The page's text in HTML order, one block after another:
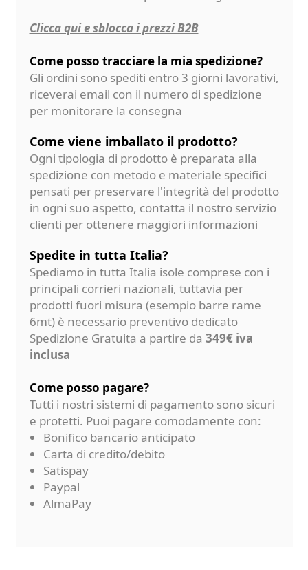
Clicca qui e sblocca i prezzi B2B
Come posso tracciare la mia spedizione?
Gli ordini sono spediti entro 3 giorni lavorativi,
riceverai email con il numero di spedizione
per monitorare la consegna
Come viene imballato il prodotto?
Ogni tipologia di prodotto è preparata alla
spedizione con metodo e materiale specifici
pensati per preservare l'integrità del prodotto
in ogni suo aspetto, contatta il nostro servizio
clienti per ottenere maggiori informazioni
Spedite in tutta Italia?
Spediamo in tutta Italia isole comprese con i
principali corrieri nazionali, tuttavia per
prodotti fuori misura (esempio barre rame
6mt) è necessario preventivo dedicato
Spedizione Gratuita a partire da 349€ iva
inclusa
Come posso pagare?
Tutti i nostri sistemi di pagamento sono sicuri
e protetti. Puoi pagare comodamente con:
Bonifico bancario anticipato
Carta di credito/debito
Satispay
Paypal
AlmaPay